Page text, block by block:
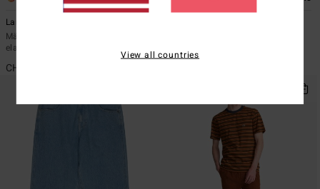
Larry Cord
Männer Braun Cordhose mit
elastischem Bund
CHF 79,00
View all countries